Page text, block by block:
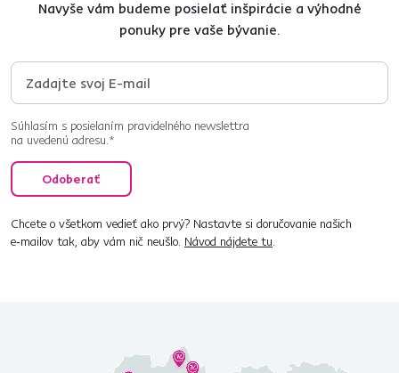
Navyše vám budeme posielať inšpirácie a výhodné
ponuky pre vaše bývanie.
Súhlasím s posielaním pravidelného newslettra
na uvedenú adresu.*
Odoberať
Chcete o všetkom vedieť ako prvý? Nastavte si doručovanie našich
e‑mailov tak, aby vám nič neušlo. Návod nájdete tu.